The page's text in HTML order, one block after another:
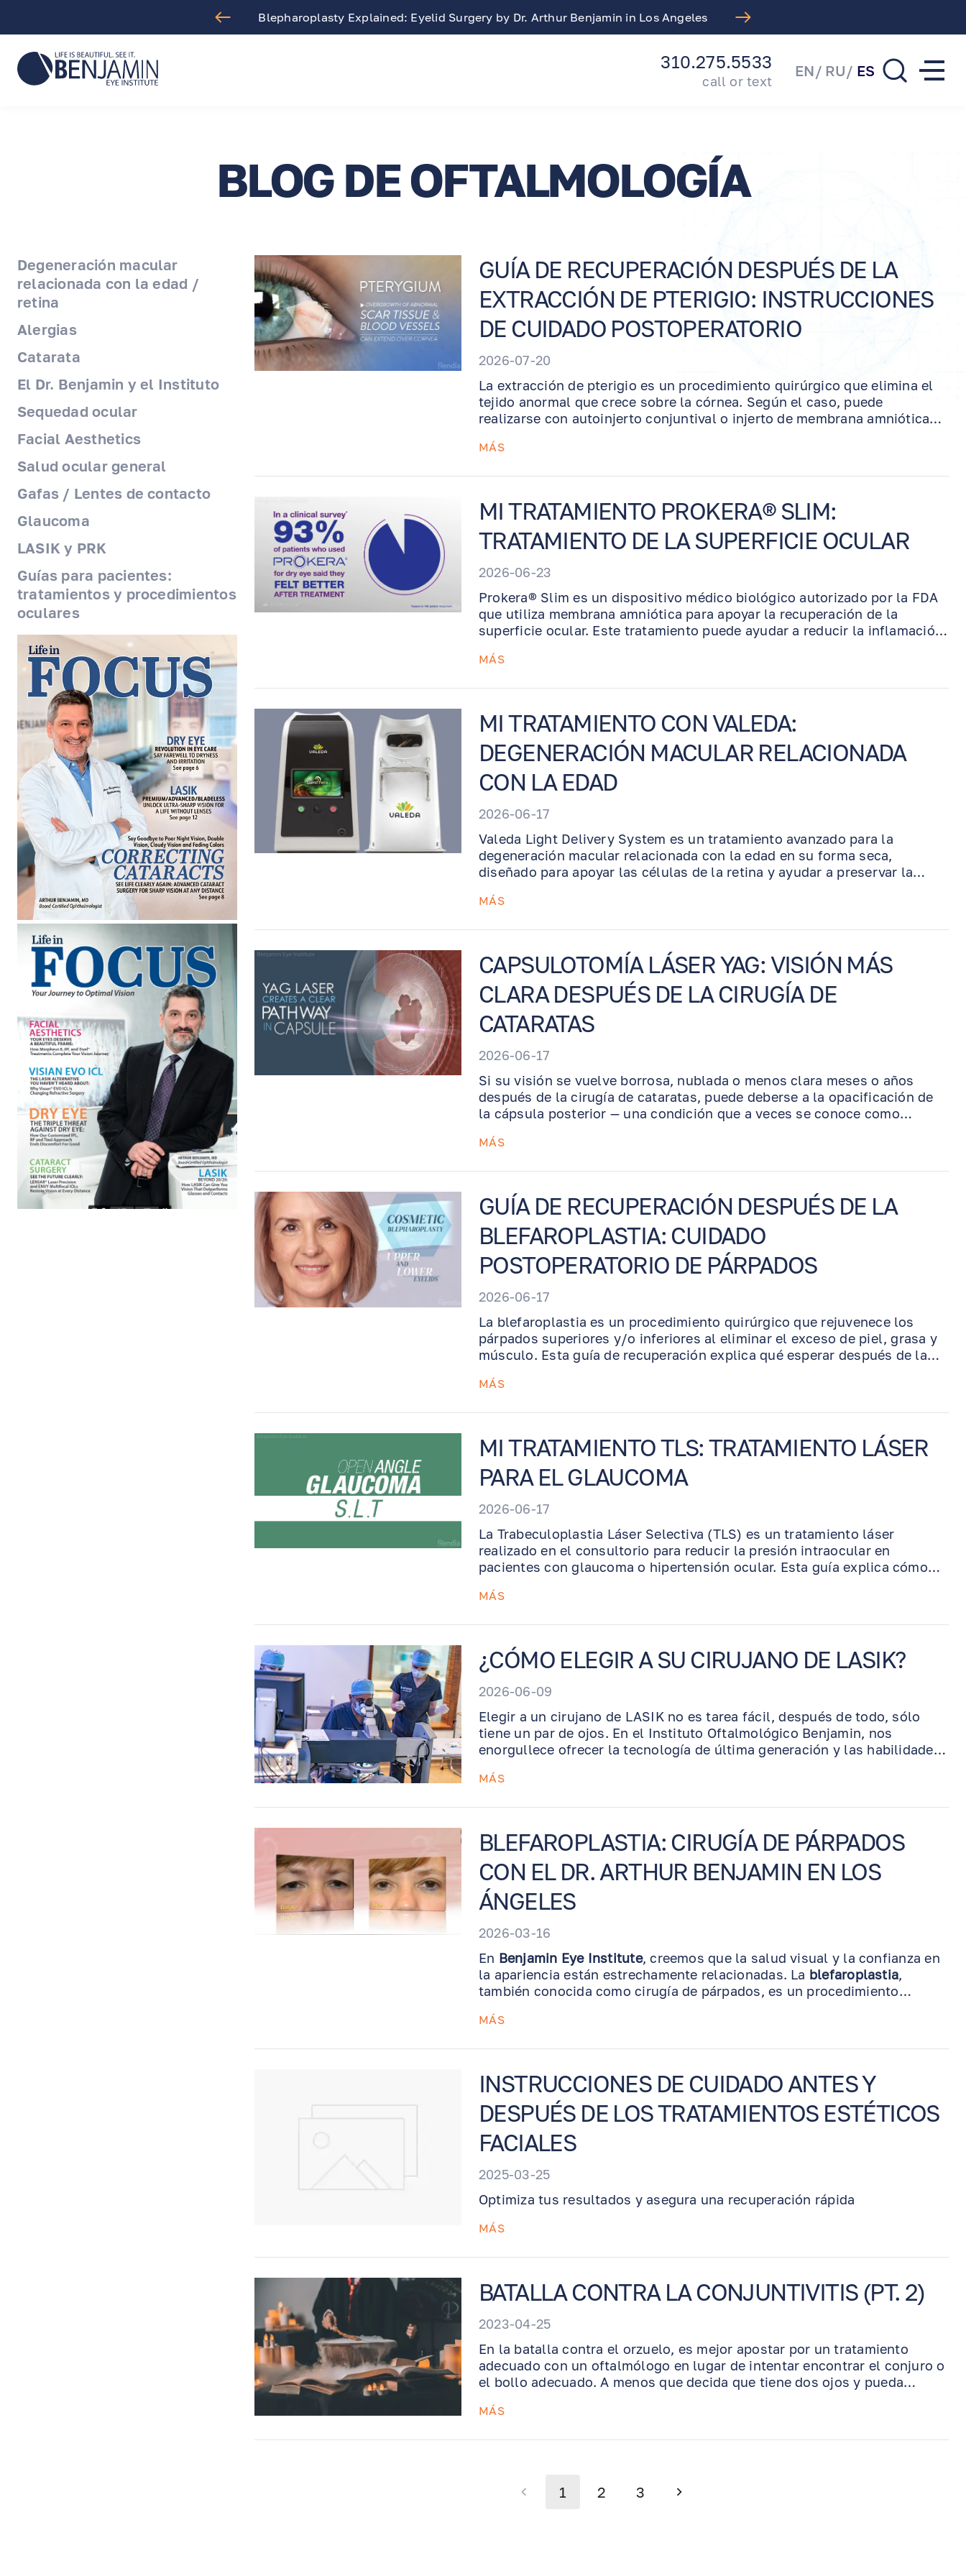
Blepharoplasty Explained: Eyelid Surgery by Dr. Arthur Benjamin in Los Angeles
310.275.5533
call or text
EN RU ES
BLOG DE OFTALMOLOGÍA
Degeneración macular
relacionada con la edad /
retina
Alergias
Catarata
El Dr. Benjamin y el Instituto
Sequedad ocular
Facial Aesthetics
Salud ocular general
Gafas / Lentes de contacto
Glaucoma
LASIK y PRK
Guías para pacientes:
tratamientos y procedimientos
oculares
GUÍA DE RECUPERACIÓN DESPUÉS DE LA
EXTRACCIÓN DE PTERIGIO: INSTRUCCIONES
DE CUIDADO POSTOPERATORIO
2026-07-20
La extracción de pterigio es un procedimiento quirúrgico que elimina el
tejido anormal que crece sobre la córnea. Según el caso, puede
realizarse con autoinjerto conjuntival o injerto de membrana amniótica
explica qué esperar después de la cirugía, cómo usar los ungüentos y
oficina.
MÁS
MI TRATAMIENTO PROKERA® SLIM:
TRATAMIENTO DE LA SUPERFICIE OCULAR
2026-06-23
Prokera® Slim es un dispositivo médico biológico autorizado por la FDA
que utiliza membrana amniótica para apoyar la recuperación de la
superficie ocular. Este tratamiento puede ayudar a reducir la inflamación,
condiciones como queratitis, quemaduras químicas, cicatrices corneales,
Benjamin lo retira en una visita de seguimiento.
MÁS
MI TRATAMIENTO CON VALEDA:
DEGENERACIÓN MACULAR RELACIONADA
CON LA EDAD
2026-06-17
Valeda Light Delivery System es un tratamiento avanzado para la
degeneración macular relacionada con la edad en su forma seca,
diseñado para apoyar las células de la retina y ayudar a preservar la
luz de baja intensidad con longitudes de onda específicas — y se realiza
MÁS
CAPSULOTOMÍA LÁSER YAG: VISIÓN MÁS
CLARA DESPUÉS DE LA CIRUGÍA DE
CATARATAS
2026-06-17
Si su visión se vuelve borrosa, nublada o menos clara meses o años
después de la cirugía de cataratas, puede deberse a la opacificación de
la cápsula posterior — una condición que a veces se conoce como
la catarata original. En Benjamin Eye Institute, el Dr. Arthur Benjamin
suturas, y ayudar a recuperar una visión más clara.
MÁS
GUÍA DE RECUPERACIÓN DESPUÉS DE LA
BLEFAROPLASTIA: CUIDADO
POSTOPERATORIO DE PÁRPADOS
2026-06-17
La blefaroplastia es un procedimiento quirúrgico que rejuvenece los
párpados superiores y/o inferiores al eliminar el exceso de piel, grasa y
músculo. Esta guía de recuperación explica qué esperar después de la
frías, retiro de suturas, restricciones de actividad e instrucciones
MÁS
MI TRATAMIENTO TLS: TRATAMIENTO LÁSER
PARA EL GLAUCOMA
2026-06-17
La Trabeculoplastia Láser Selectiva (TLS) es un tratamiento láser
realizado en el consultorio para reducir la presión intraocular en
pacientes con glaucoma o hipertensión ocular. Esta guía explica cómo
estrategia de tratamiento de 180° del Dr. Benjamin, y por qué la TLS
MÁS
¿CÓMO ELEGIR A SU CIRUJANO DE LASIK?
2026-06-09
Elegir a un cirujano de LASIK no es tarea fácil, después de todo, sólo
tiene un par de ojos. En el Instituto Oftalmológico Benjamin, nos
enorgullece ofrecer la tecnología de última generación y las habilidades
que nuestra práctica se destaque!
MÁS
BLEFAROPLASTIA: CIRUGÍA DE PÁRPADOS
CON EL DR. ARTHUR BENJAMIN EN LOS
ÁNGELES
2026-03-16
En Benjamin Eye Institute, creemos que la salud visual y la confianza en
la apariencia están estrechamente relacionadas. La blefaroplastia,
también conocida como cirugía de párpados, es un procedimiento
superiores y/o inferiores. Esta cirugía puede ayudar a lograr una mirada
interfiere con la visión.
MÁS
INSTRUCCIONES DE CUIDADO ANTES Y
DESPUÉS DE LOS TRATAMIENTOS ESTÉTICOS
FACIALES
2025-03-25
Optimiza tus resultados y asegura una recuperación rápida
MÁS
BATALLA CONTRA LA CONJUNTIVITIS (PT. 2)
2023-04-25
En la batalla contra el orzuelo, es mejor apostar por un tratamiento
adecuado con un oftalmólogo en lugar de intentar encontrar el conjuro o
el bollo adecuado. A menos que decida que tiene dos ojos y pueda
cure solo.
MÁS
1 2 3